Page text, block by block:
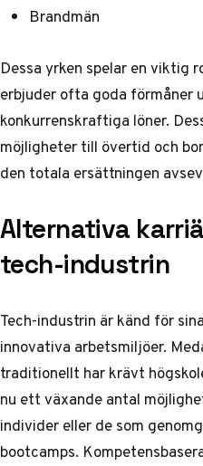
Brandmän
Dessa yrken spelar en viktig
erbjuder ofta goda förmåner
konkurrenskraftiga löner.
möjligheter till övertid och
den totala ersättningen
Alternativa
tech-industrin
Tech-industrin är känd för
innovativa arbetsmiljöer.
traditionellt har krävt
nu ett växande antal
individer eller de som
bootcamps.